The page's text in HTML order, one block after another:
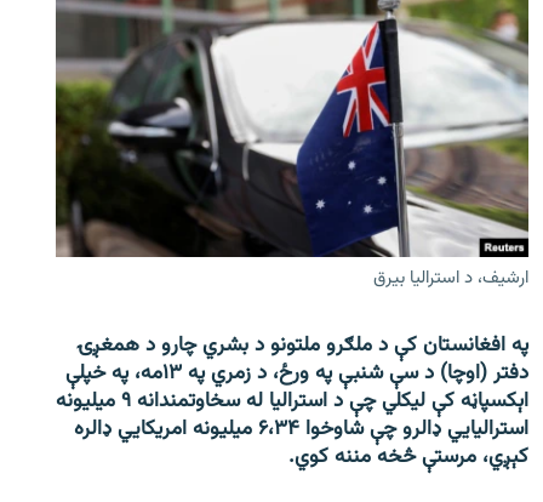
ارشیف، د استرالیا بیرق
په افغانستان کې د ملګرو ملتونو د بشري چارو د همغږۍ
دفتر (اوچا) د سې ‌شنبې په ورځ، د زمري په ۱۳مه، په خپلې
اېکسپاڼه کې لیکلي چې د استرالیا له سخاوتمندانه ۹ میلیونه
استرالیايي ډالرو چې شاوخوا ۶،۳۴ میلیونه امریکايي ډالره
کېږي، مرستې څخه مننه کوي.